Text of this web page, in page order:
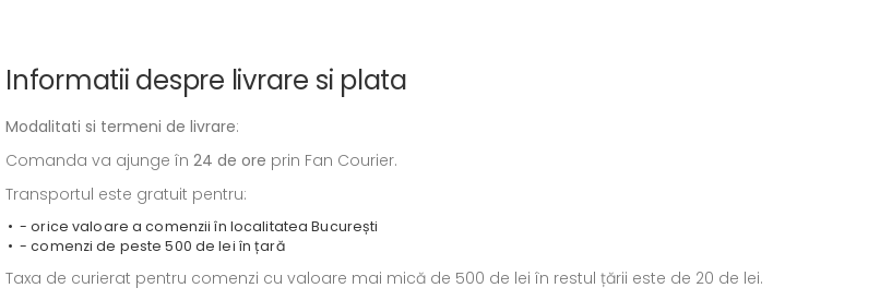
Informatii despre livrare si plata
Modalitati si termeni de livrare:
Comanda va ajunge în 24 de ore prin Fan Courier.
Transportul este gratuit pentru:
- orice valoare a comenzii în localitatea București
- comenzi de peste 500 de lei în țară
Taxa de curierat pentru comenzi cu valoare mai mică de 500 de lei în restul țării este de 20 de lei.